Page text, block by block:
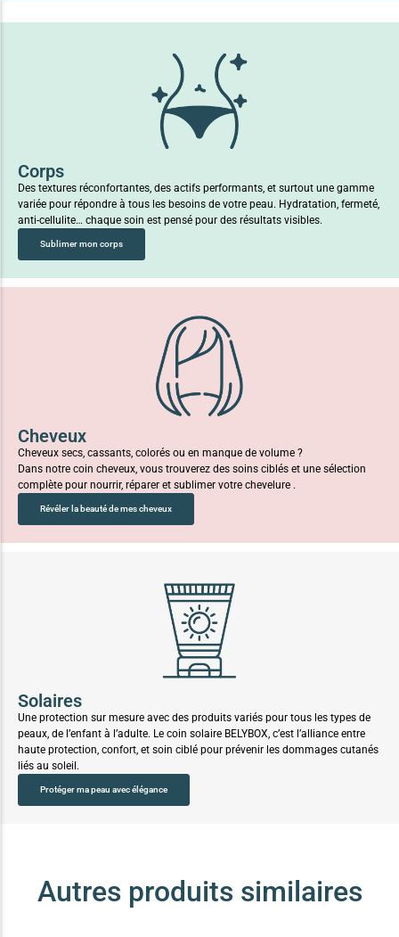
Corps
Des textures réconfortantes, des actifs performants, et surtout une gamme
variée pour répondre à tous les besoins de votre peau. Hydratation, fermeté,
anti-cellulite… chaque soin est pensé pour des résultats visibles.
Sublimer mon corps
Cheveux
Cheveux secs, cassants, colorés ou en manque de volume ?
Dans notre coin cheveux, vous trouverez des soins ciblés et une sélection
complète pour nourrir, réparer et sublimer votre chevelure .
Révéler la beauté de mes cheveux
Solaires
Une protection sur mesure avec des produits variés pour tous les types de
peaux, de l’enfant à l’adulte. Le coin solaire BELYBOX, c’est l’alliance entre
haute protection, confort, et soin ciblé pour prévenir les dommages cutanés
liés au soleil.
Protéger ma peau avec élégance
Autres produits similaires